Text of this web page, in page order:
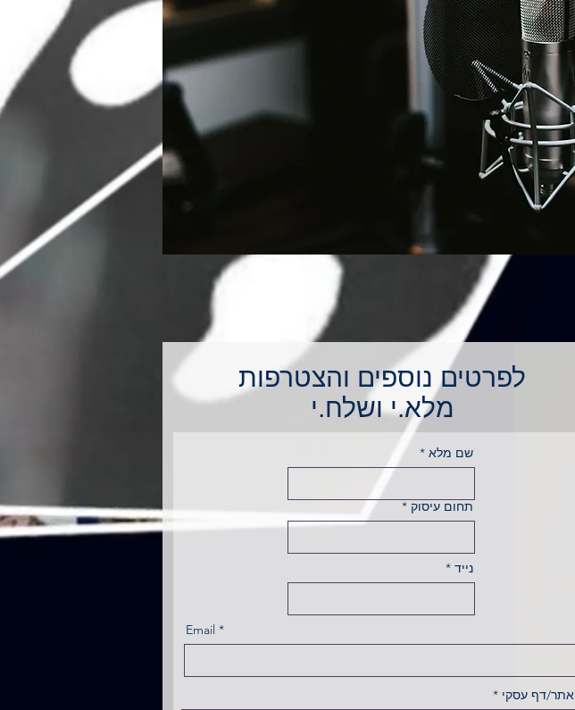
לפרטים נוספים והצטרפות
מלא.י ושלח.י
שם מלא
תחום עיסוק
נייד
Email
אתר/דף עסקי